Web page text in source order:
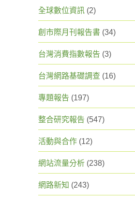
全球數位資訊 (2)
創市際月刊報告書 (34)
台灣消費指數報告 (3)
台灣網路基礎調查 (16)
專題報告 (197)
整合研究報告 (547)
活動與合作 (12)
網站流量分析 (238)
網路新知 (243)